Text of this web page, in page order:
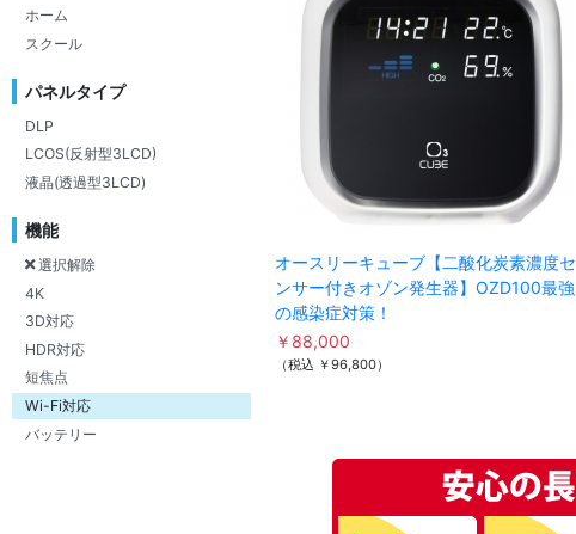
オースリーキューブ【二酸化炭素濃度セ
ンサー付きオゾン発生器】OZD100最強
の感染症対策！
￥88,000
（税込 ￥96,800）
ホーム
スクール
パネルタイプ
DLP
LCOS(反射型3LCD)
液晶(透過型3LCD)
機能
選択解除
4K
3D対応
HDR対応
短焦点
Wi-Fi対応
バッテリー